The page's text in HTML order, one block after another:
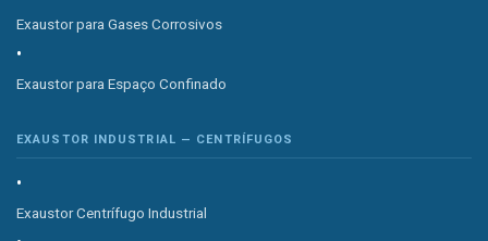
Exaustor para Gases Corrosivos
Exaustor para Espaço Confinado
EXAUSTOR INDUSTRIAL — CENTRÍFUGOS
Exaustor Centrífugo Industrial